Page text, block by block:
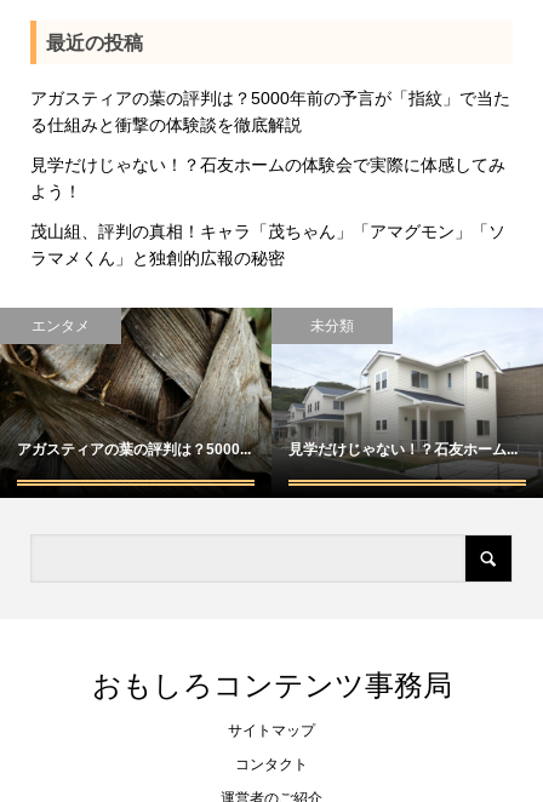
最近の投稿
アガスティアの葉の評判は？5000年前の予言が「指紋」で当た
る仕組みと衝撃の体験談を徹底解説
見学だけじゃない！？石友ホームの体験会で実際に体感してみ
よう！
茂山組、評判の真相！キャラ「茂ちゃん」「アマグモン」「ソ
ラマメくん」と独創的広報の秘密
エンタメ
アガスティアの葉の評判は？5000...
未分類
見学だけじゃない！？石友ホーム...
おもしろコンテンツ事務局
サイトマップ
コンタクト
運営者のご紹介